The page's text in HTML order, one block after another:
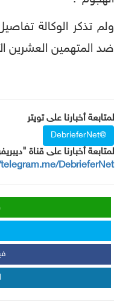
ولم تذكر الوكالة
ضد المتهمين العشرين
لمتابعة أخبارنا على تويتر
@DebrieferNet
لمتابعة أخبارنا على قناة
DebrieferNet